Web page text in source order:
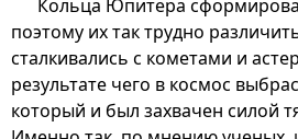
Кольца Юпитера
поэтому их так трудно
сталкивались с кометами и
результате чего в космос
который и был захвачен силой